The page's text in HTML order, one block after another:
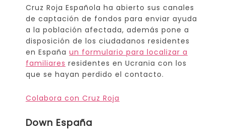
Cruz Roja Española ha abierto sus canales
de captación de fondos para enviar ayuda
a la población afectada, además pone a
disposición de los ciudadanos residentes
en España un formulario para localizar a
familiares residentes en Ucrania con los
que se hayan perdido el contacto.
Colabora con Cruz Roja
Down España